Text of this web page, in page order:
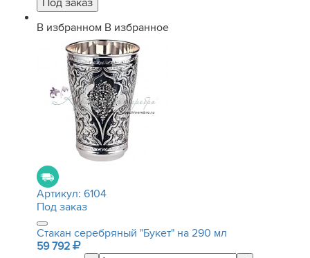
В избранном В избранное
Артикул: 6104
Под заказ
Стакан серебряный "Букет" на 290 мл
59 792